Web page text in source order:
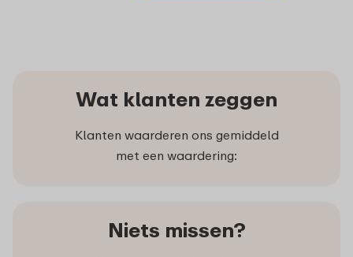
Wat klanten zeggen
Klanten waarderen ons gemiddeld
met een waardering:
Niets missen?